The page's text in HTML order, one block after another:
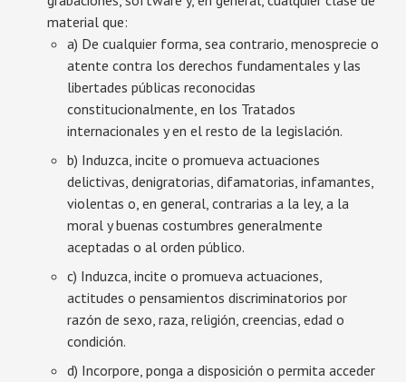
material que:
a) De cualquier forma, sea contrario, menosprecie o
atente contra los derechos fundamentales y las
libertades públicas reconocidas
constitucionalmente, en los Tratados
internacionales y en el resto de la legislación.
b) Induzca, incite o promueva actuaciones
delictivas, denigratorias, difamatorias, infamantes,
violentas o, en general, contrarias a la ley, a la
moral y buenas costumbres generalmente
aceptadas o al orden público.
c) Induzca, incite o promueva actuaciones,
actitudes o pensamientos discriminatorios por
razón de sexo, raza, religión, creencias, edad o
condición.
d) Incorpore, ponga a disposición o permita acceder